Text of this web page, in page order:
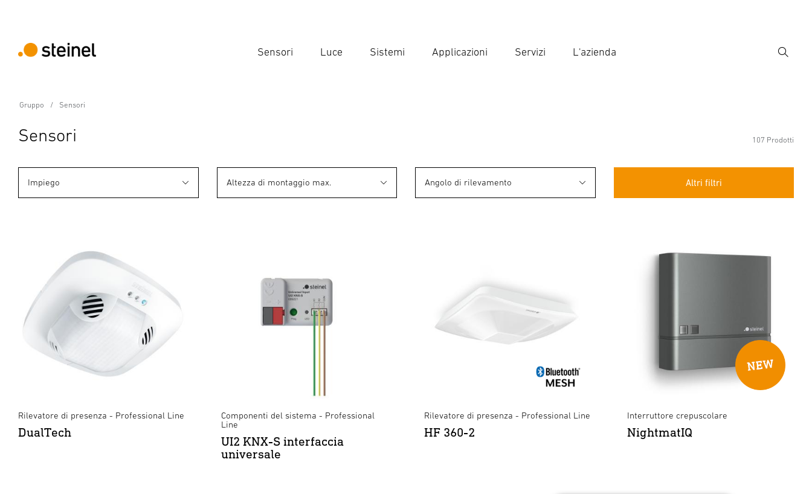
Sensori Luce Sistemi Applicazioni Servizi L'azienda
Ricerca
Gruppo Sensori
Sensori 107 Prodotti
Altri filtri
Impiego Altezza di montaggio max. Angolo di rilevamento
Rilevatore di presenza - Professional Line
DualTech
Componenti del sistema - Professional
Line
UI2 KNX-S interfaccia
universale
Rilevatore di presenza - Professional Line
HF 360-2
Interruttore crepuscolare
NightmatIQ